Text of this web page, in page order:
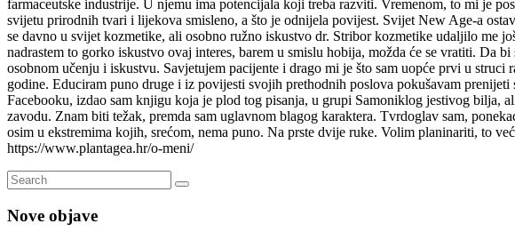
farmaceutske industrije. U njemu ima potencijala koji treba razviti. Vremenom, to mi je
svijetu prirodnih tvari i lijekova smisleno, a što je odnijela povijest. Svijet New Age-a
se davno u svijet kozmetike, ali osobno ružno iskustvo dr. Stribor kozmetike udaljilo me
nadrastem to gorko iskustvo ovaj interes, barem u smislu hobija, možda će se vratiti. Da
osobnom učenju i iskustvu. Savjetujem pacijente i drago mi je što sam uopće prvi u
godine. Educiram puno druge i iz povijesti svojih prethodnih poslova pokušavam
Facebooku, izdao sam knjigu koja je plod tog pisanja, u grupi Samoniklog jestivog
zavodu. Znam biti težak, premda sam uglavnom blagog karaktera. Tvrdoglav sam,
osim u ekstremima kojih, srećom, nema puno. Na prste dvije ruke. Volim planinariti, to
https://www.plantagea.hr/o-meni/
Nove objave